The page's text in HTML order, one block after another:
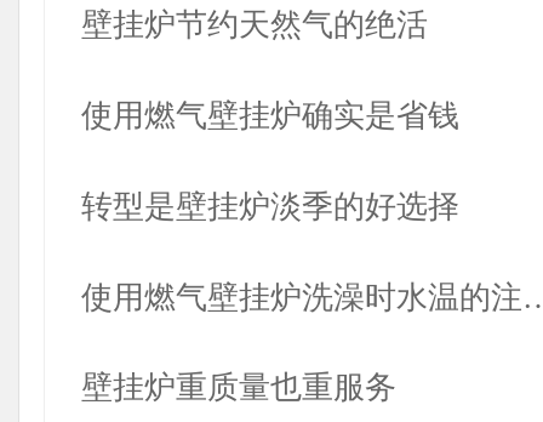
壁挂炉节约天然气的绝活
使用燃气壁挂炉确实是省钱
转型是壁挂炉淡季的好选择
使用燃气壁挂炉洗澡时水温的注
壁挂炉重质量也重服务